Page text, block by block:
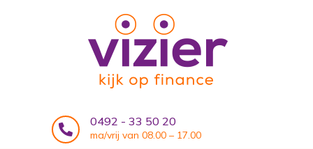

0492 - 33 50 20
ma/vrij van 08.00 – 17.00